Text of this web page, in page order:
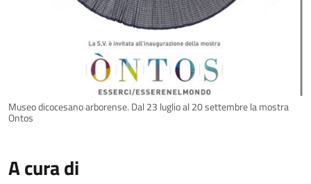
Museo dicocesano arborense. Dal 23 luglio al 20 settembre la mostra
Ontos
A cura di